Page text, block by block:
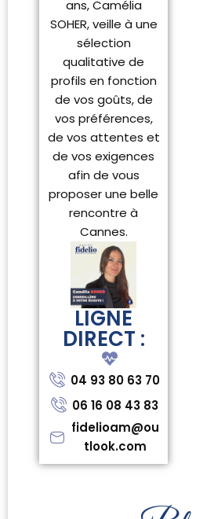
ans, Camélia
SOHER, veille à une
sélection
qualitative de
profils en fonction
de vos goûts, de
vos préférences,
de vos attentes et
de vos exigences
afin de vous
proposer une belle
rencontre à
Cannes.
LIGNE
DIRECT :
04 93 80 63 70
06 16 08 43 83
fidelioam@ou
tlook.com